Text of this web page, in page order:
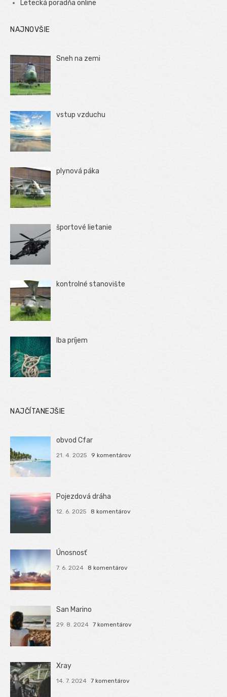
Letecká poradňa online
NAJNOVŠIE
Sneh na zemi
vstup vzduchu
plynová páka
športové lietanie
kontrolné stanovište
Iba príjem
NAJČÍTANEJŠIE
obvod Cfar
21. 4. 2025 9 komentárov
Pojezdová dráha
12. 6. 2025 8 komentárov
Únosnosť
7. 6. 2024 8 komentárov
San Marino
29. 8. 2024 7 komentárov
Xray
14. 7. 2024 7 komentárov